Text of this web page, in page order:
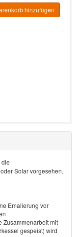
hinzufügen
die
Solar vorgesehen.
Emalierung vor
Zusammenarbeit mit
gespeist) wird